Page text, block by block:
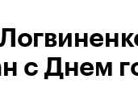
с Днем